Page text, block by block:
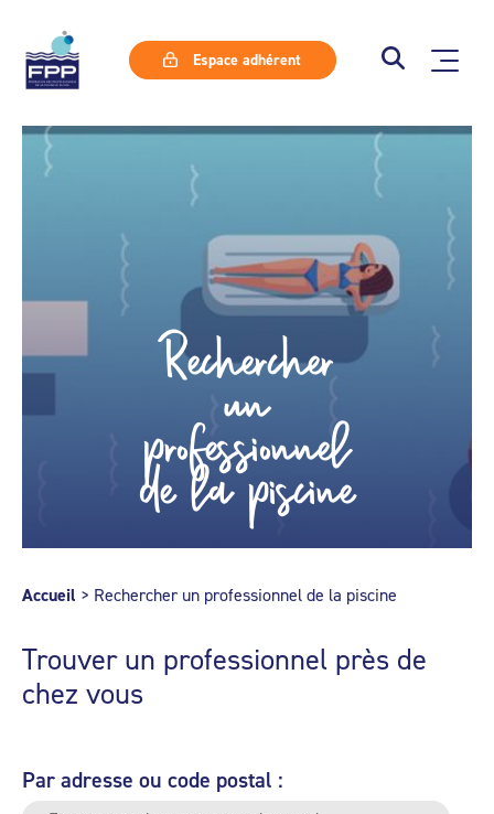
Espace adhérent
Rechercher
un
professionnel
de la piscine
Accueil > Rechercher un professionnel de la piscine
Trouver un professionnel près de
chez vous
Par adresse ou code postal :